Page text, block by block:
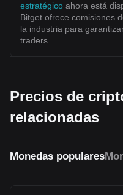
estratégico ahora está
Bitget ofrece comisiones
la industria para
traders.
Precios de
relacionadas
Monedas populares